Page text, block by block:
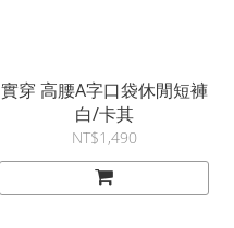
實穿 高腰A字口袋休閒短褲
白/卡其
NT$1,490